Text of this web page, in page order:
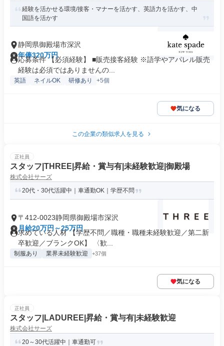
経験を活かせる環境/接客・マナーを活かす、英語力を活かす、中
国語を活かす
静岡県御殿場市深沢
年俸320万円
応募条件 【必須経験】 ■販売接客経験 ※語学やアパレル販売
経験は必須ではありませんの...
英語 ネイルOK 研修あり +5個
気になる
この企業の類似求人を見る
正社員
スタッフ|THREE|昇給・賞与有|未経験歓迎|御殿場
株式会社サーズ
20代・30代活躍中｜車通勤OK｜学歴不問
〒412-0023静岡県御殿場市深沢
月給20万円～25万円
求めている人材 【学歴不問／職種・職種未経験歓迎／第二新
卒歓迎／ブランクOK】 〈歓...
制服あり 業界未経験歓迎 +37個
気になる
正社員
スタッフ|LADUREE|昇給・賞与有|未経験歓迎
株式会社サーズ
20～30代活躍中｜車通勤可